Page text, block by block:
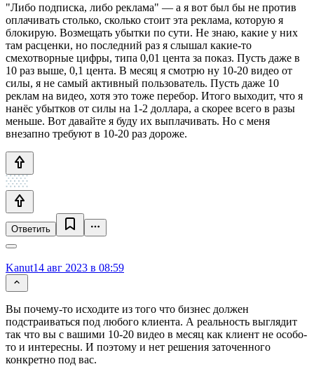
"Либо подписка, либо реклама" — а я вот был бы не против
оплачивать столько, сколько стоит эта реклама, которую я
блокирую. Возмещать убытки по сути. Не знаю, какие у них
там расценки, но последний раз я слышал какие-то
смехотворные цифры, типа 0,01 цента за показ. Пусть даже в
10 раз выше, 0,1 цента. В месяц я смотрю ну 10-20 видео от
силы, я не самый активный пользователь. Пусть даже 10
реклам на видео, хотя это тоже перебор. Итого выходит, что я
нанёс убытков от силы на 1-2 доллара, а скорее всего в разы
меньше. Вот давайте я буду их выплачивать. Но с меня
внезапно требуют в 10-20 раз дороже.
Ответить
Kanut14 авг 2023 в 08:59
Вы почему-то исходите из того что бизнес должен
подстраиваться под любого клиента. А реальность выглядит
так что вы с вашими 10-20 видео в месяц как клиент не особо-
то и интересны. И поэтому и нет решения заточенного
конкретно под вас.